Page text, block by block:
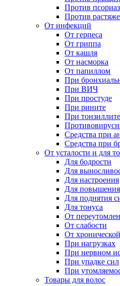
Против
Против
От инфекций
От герпеса
От гриппа
От кашля
От насморка
От папиллом
При
При ВИЧ
При простуде
При рините
При тонзиллите
Средства при
Средства при
От усталости и для
Для бодрости
Для
Для настроения
Для повышения
Для поднятия
Для тонуса
От
От слабости
От
При нагрузках
При нервном
При упадке сил
При
Товары для волос